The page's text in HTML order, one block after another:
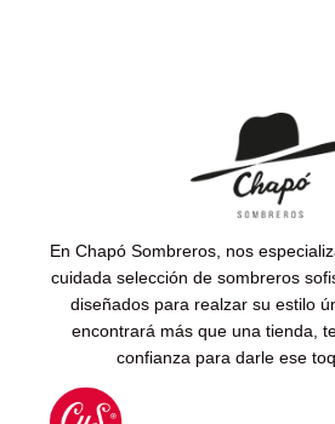
En Chapó Sombreros, nos
cuidada selección de sombreros
diseñados para realzar su estilo
encontrará más que una tienda,
confianza para darle ese